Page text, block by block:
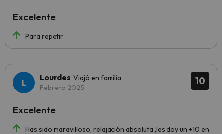
Para repetir
Excelente
10
Lourdes Viajó en familia
Febrero 2025
Has sido maravilloso, relajación absoluta ,les doy un +10 en
Excelente